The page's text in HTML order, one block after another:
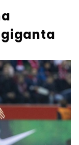
giganta